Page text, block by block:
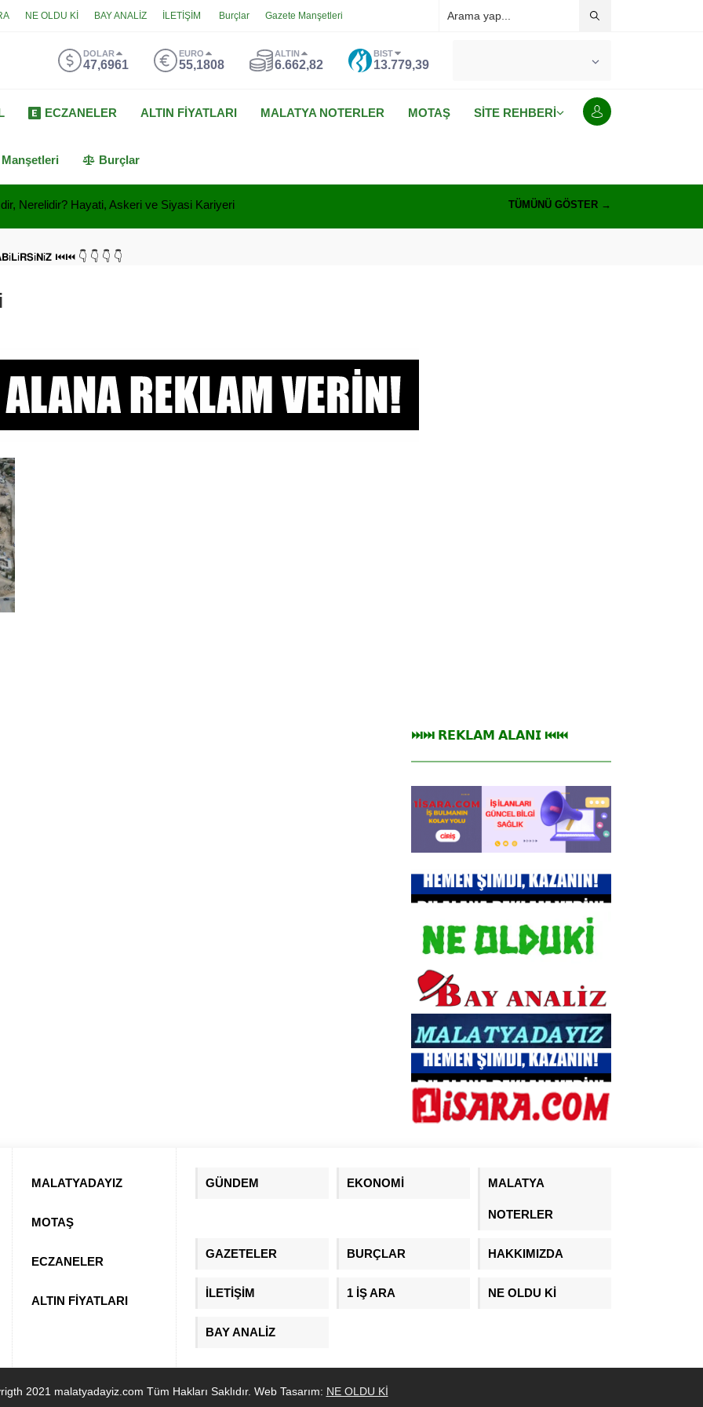
NE OLDU Kİ BAY ANALİZ İLETİŞİM Burçlar Gazete Manşetleri
DOLAR
47,6961
EURO
55,1808
ALTIN
6.662,82
BIST
13.779,39
ECZANELER ALTIN FİYATLARI MALATYA NOTERLER MOTAŞ SİTE REHBERİ
Burçlar
Nerelidir? Hayati, Askeri ve Siyasi Kariyeri TÜMÜNÜ GÖSTER →
⏮⏮ 👇 👇 👇 👇
⏭⏭ 𝗥𝗘𝗞𝗟𝗔𝗠 𝗔𝗟𝗔𝗡𝗜 ⏮⏮
MALATYADAYIZ
MOTAŞ
ECZANELER
ALTIN FİYATLARI
GÜNDEM EKONOMİ MALATYA
NOTERLER
GAZETELER BURÇLAR HAKKIMIZDA
İLETİŞİM 1 İŞ ARA NE OLDU Kİ
BAY ANALİZ
2021 malatyadayiz.com Tüm Hakları Saklıdır. Web Tasarım: NE OLDU Kİ